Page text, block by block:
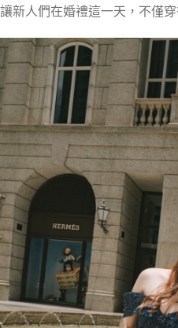
讓新人們在婚禮這一天，不僅